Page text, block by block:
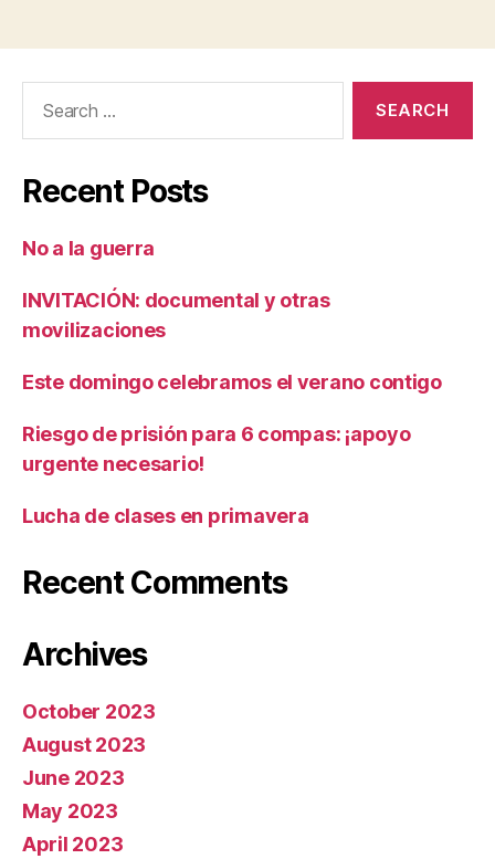
Recent Posts
No a la guerra
INVITACIÓN: documental y otras
movilizaciones
Este domingo celebramos el verano contigo
Riesgo de prisión para 6 compas: ¡apoyo
urgente necesario!
Lucha de clases en primavera
Recent Comments
Archives
October 2023
August 2023
June 2023
May 2023
April 2023